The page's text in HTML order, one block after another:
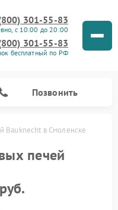
301-55-83
с 10:00 до 20:00
301-55-83
бесплатный по РФ
Позвонить
Bauknecht в Смоленске
печей